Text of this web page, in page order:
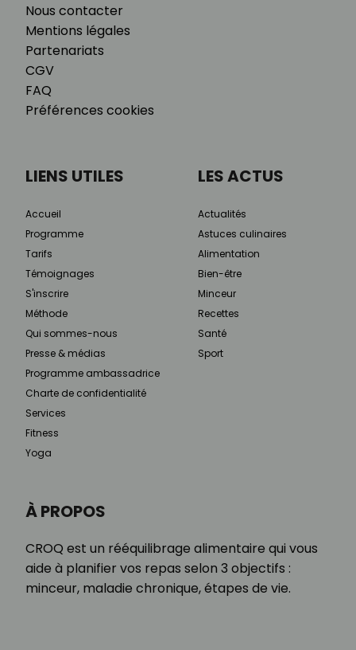
Nous contacter
Mentions légales
Partenariats
CGV
FAQ
Préférences cookies
À PROPOS
CROQ est un rééquilibrage alimentaire qui vous
aide à planifier vos repas selon 3 objectifs :
minceur, maladie chronique, étapes de vie.
LIENS UTILES
Accueil
Programme
Tarifs
Témoignages
S'inscrire
Méthode
Qui sommes-nous
Presse & médias
Programme ambassadrice
Charte de confidentialité
Services
Fitness
Yoga
LES ACTUS
Actualités
Astuces culinaires
Alimentation
Bien-être
Minceur
Recettes
Santé
Sport